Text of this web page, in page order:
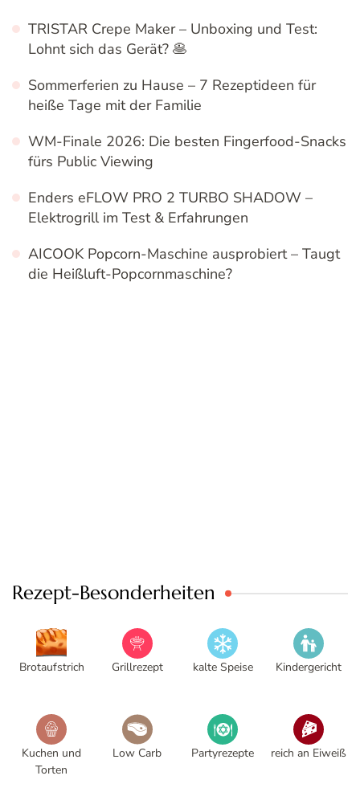
TRISTAR Crepe Maker – Unboxing und Test:
Lohnt sich das Gerät? 🥞
Sommerferien zu Hause – 7 Rezeptideen für
heiße Tage mit der Familie
WM-Finale 2026: Die besten Fingerfood-Snacks
fürs Public Viewing
Enders eFLOW PRO 2 TURBO SHADOW –
Elektrogrill im Test & Erfahrungen
AICOOK Popcorn-Maschine ausprobiert – Taugt
die Heißluft-Popcornmaschine?
Rezept-Besonderheiten
Brotaufstrich Grillrezept kalte Speise Kindergericht
Kuchen und
Torten
Low Carb Partyrezepte reich an Eiweiß